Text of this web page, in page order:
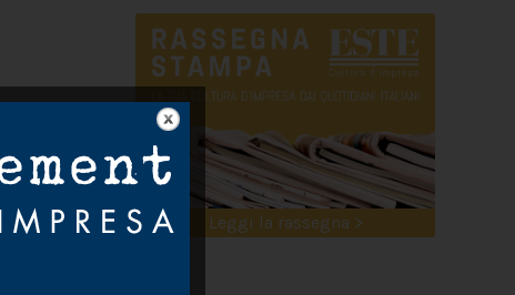
Leggi la rassegna >